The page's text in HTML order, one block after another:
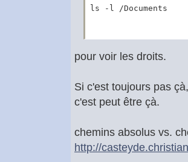
ls -l /Documents
pour voir les droits.
Si c'est toujours pas
c'est peut être çà.
chemins absolus vs.
http://